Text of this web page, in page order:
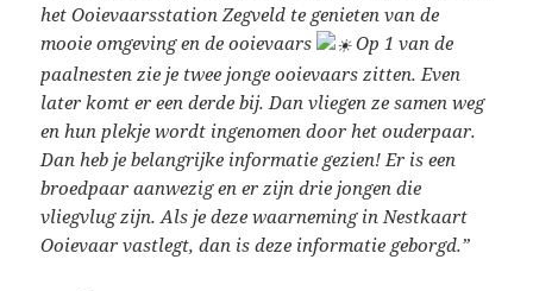
het Ooievaarsstation Zegveld te genieten van de
mooie omgeving en de ooievaars
Op 1 van de
paalnesten zie je twee jonge ooievaars zitten. Even
later komt er een derde bij. Dan vliegen ze samen weg
en hun plekje wordt ingenomen door het ouderpaar.
Dan heb je belangrijke informatie gezien! Er is een
broedpaar aanwezig en er zijn drie jongen die
vliegvlug zijn. Als je deze waarneming in Nestkaart
Ooievaar vastlegt, dan is deze informatie geborgd.”